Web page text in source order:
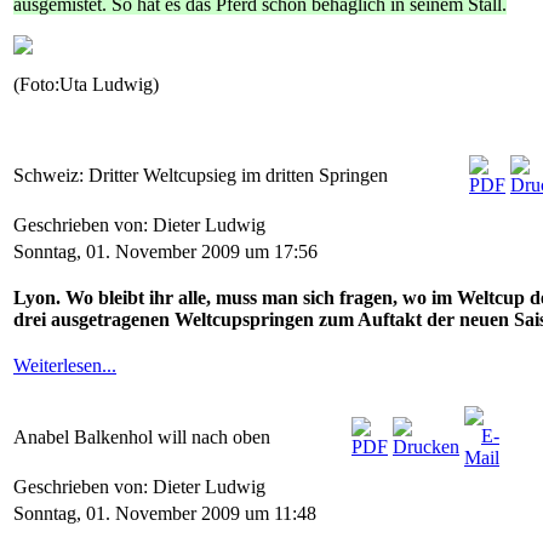
ausgemistet. So hat es das Pferd schön behaglich in seinem Stall .
(Foto:Uta Ludwig)
Schweiz: Dritter Weltcupsieg im dritten Springen
Geschrieben von: Dieter Ludwig
Sonntag, 01. November 2009 um 17:56
Lyon. Wo bleibt ihr alle, muss man sich fragen, wo im Weltcup
drei ausgetragenen Weltcupspringen zum Auftakt der neuen
Weiterlesen...
Anabel Balkenhol will nach oben
Geschrieben von: Dieter Ludwig
Sonntag, 01. November 2009 um 11:48